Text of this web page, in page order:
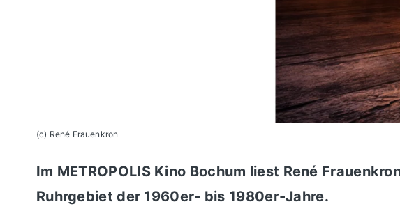
(c) René Frauenkron
Im METROPOLIS Kino Bochum liest René
Ruhrgebiet der 1960er- bis 1980er-Jahre.